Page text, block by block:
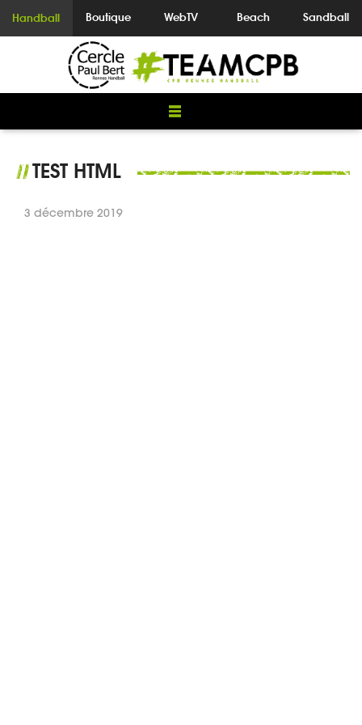
Handball Boutique WebTV Beach Sandball
//TEST HTML
3 décembre 2019